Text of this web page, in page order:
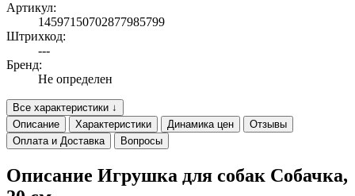
Артикул:
14597150702877985799
Штрихкод:
---
Бренд:
Не определен
Все характеристики ↓
Описание
Характеристики Динамика цен
Отзывы
Оплата и Доставка
Вопросы
Описание Игрушка для собак Собачка,